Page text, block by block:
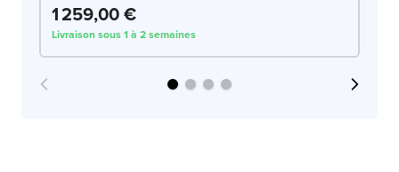
1 259,00 €
Livraison sous 1 à 2 semaines